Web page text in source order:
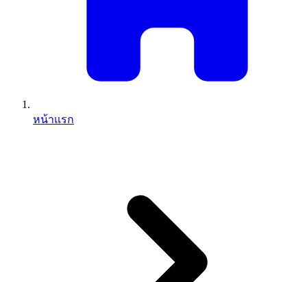
หน้าแรก